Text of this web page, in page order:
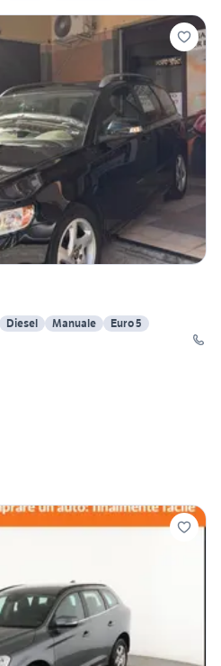
Diesel Manuale
Euro 5